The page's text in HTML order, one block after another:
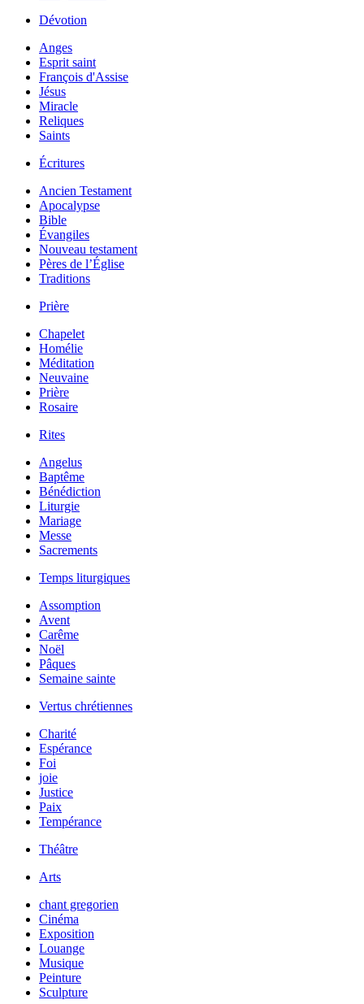
Dévotion
Anges
Esprit saint
François d'Assise
Jésus
Miracle
Reliques
Saints
Écritures
Ancien Testament
Apocalypse
Bible
Évangiles
Nouveau testament
Pères de l’Église
Traditions
Prière
Chapelet
Homélie
Méditation
Neuvaine
Prière
Rosaire
Rites
Angelus
Baptême
Bénédiction
Liturgie
Mariage
Messe
Sacrements
Temps liturgiques
Assomption
Avent
Carême
Noël
Pâques
Semaine sainte
Vertus chrétiennes
Charité
Espérance
Foi
joie
Justice
Paix
Tempérance
Théâtre
Arts
chant gregorien
Cinéma
Exposition
Louange
Musique
Peinture
Sculpture